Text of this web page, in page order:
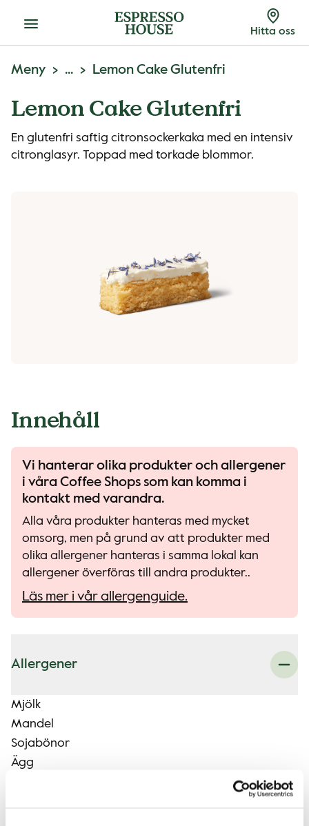
Meny Hitta oss
Meny ... Lemon Cake Glutenfri
Lemon Cake Glutenfri
En glutenfri saftig citronsockerkaka med en intensiv
citronglasyr. Toppad med torkade blommor.
Innehåll
Vi hanterar olika produkter och allergener
i våra Coffee Shops som kan komma i
kontakt med varandra.
Alla våra produkter hanteras med mycket
omsorg, men på grund av att produkter med
olika allergener hanteras i samma lokal kan
allergener överföras till andra produkter..
Läs mer i vår allergenguide.
Allergener
Mjölk
Mandel
Sojabönor
Ägg